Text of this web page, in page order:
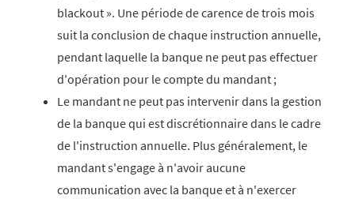
blackout ». Une période de carence de trois mois
suit la conclusion de chaque instruction annuelle,
pendant laquelle la banque ne peut pas effectuer
d'opération pour le compte du mandant ;
Le mandant ne peut pas intervenir dans la gestion
de la banque qui est discrétionnaire dans le cadre
de l'instruction annuelle. Plus généralement, le
mandant s'engage à n'avoir aucune
communication avec la banque et à n'exercer